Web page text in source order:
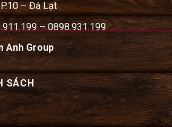
– Đà Lạt
– 0898.931.199
Anh Group
SÁCH